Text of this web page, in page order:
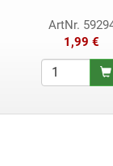
ArtNr.
1,99 €